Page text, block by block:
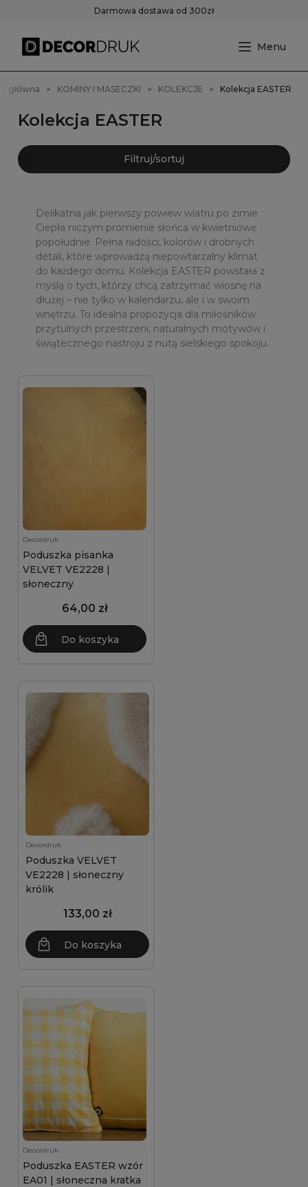
Darmowa dostawa od 300zł
główna KOMINY I MASECZKI KOLEKCJE Kolekcja EASTER
Kolekcja EASTER
Filtruj/sortuj
Delikatna jak pierwszy powiew wiatru po zimie.
Ciepła niczym promienie słońca w kwietniowe
popołudnie. Pełna radości, kolorów i drobnych
detali, które wprowadzą niepowtarzalny klimat
do każdego domu. Kolekcja EASTER powstała z
myślą o tych, którzy chcą zatrzymać wiosnę na
dłużej – nie tylko w kalendarzu, ale i w swoim
wnętrzu. To idealna propozycja dla miłośników
przytulnych przestrzeni, naturalnych motywów i
świątecznego nastroju z nutą sielskiego spokoju.
Decordruk
Poduszka pisanka
VELVET VE2228 |
słoneczny
64,00 zł
Do koszyka
Decordruk
Poduszka VELVET
VE2228 | słoneczny
królik
133,00 zł
Do koszyka
Decordruk
Poduszka EASTER wzór
EA01 | słoneczna kratka